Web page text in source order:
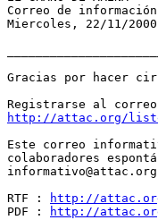
Correo de información
Miercoles, 22/11/2000
Gracias por hacer
http://attac.org/
Este correo
colaboradores
informativo@attac.org
RTF :
http://
PDF :
http://